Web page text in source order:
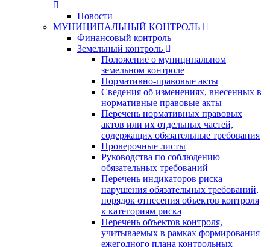
Новости
МУНИЦИПАЛЬНЫЙ КОНТРОЛЬ
Финансовый контроль
Земельный контроль
Положение о муниципальном
земельном контроле
Нормативно-правовые акты
Сведения об изменениях, внесенных в
нормативные правовые акты
Перечень нормативных правовых
актов или их отдельных частей,
содержащих обязательные требования
Проверочные листы
Руководства по соблюдению
обязательных требований
Перечень индикаторов риска
нарушения обязательных требований,
порядок отнесения объектов контроля
к категориям риска
Перечень объектов контроля,
учитываемых в рамках формирования
ежегодного плана контрольных